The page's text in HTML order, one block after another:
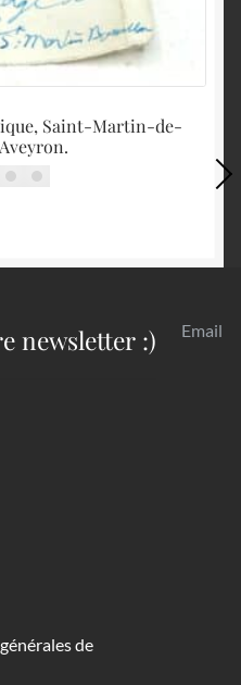
Saint-Martin-de-
newsletter :) Email
de